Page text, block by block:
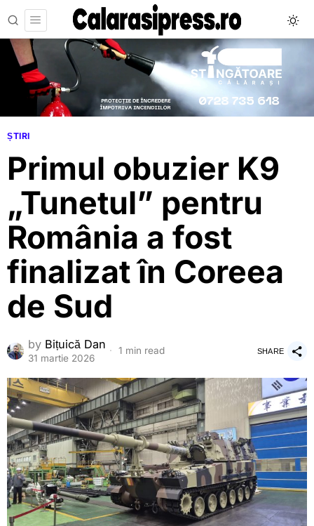
ȘTIRI
Primul obuzier K9
„Tunetul” pentru
România a fost
finalizat în Coreea
de Sud
by Bițuică Dan
31 martie 2026
1 min read SHARE